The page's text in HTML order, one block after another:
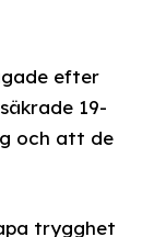
efter
19-
och att de
trygghet